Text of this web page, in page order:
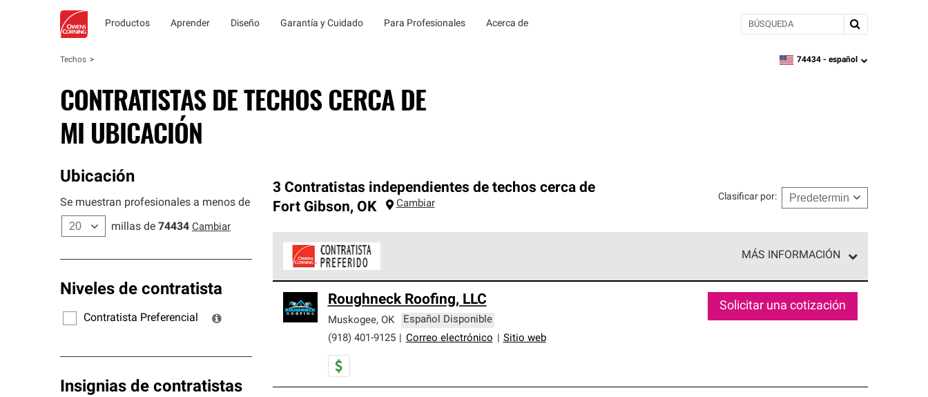
Productos Aprender Diseño Garantía y Cuidado Para Profesionales Acerca de BÚSQUEDA
Techos zipcode,language
74434 - español
CONTRATISTAS DE TECHOS CERCA DE
MI UBICACIÓN
Ubicación
Se muestran profesionales a menos de
millas de 74434 Cambiar
Niveles de contratista
Contratista Preferencial
Insignias de contratistas
3 Contratistas independientes de techos cerca de
Fort Gibson, OK Cambiar
Clasificar por:
MÁS INFORMACIÓN
cumplen con altos estándares y requisitos estrictos de profesionalismo y confiabilidad.
Roughneck Roofing, LLC
Muskogee, OK
Español Disponible
(918) 401-9125
Correo electrónico Sitio web
Solicitar una cotización